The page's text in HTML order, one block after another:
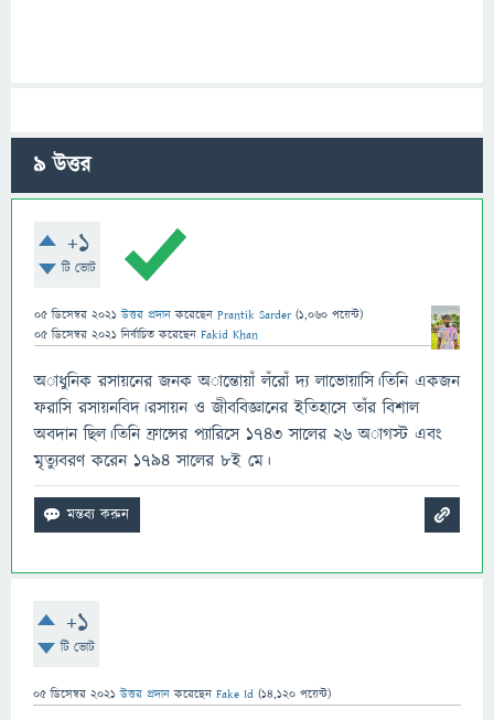
9উত্তর
+1
টি ভোট
05 ডিসেম্বর 2021 উত্তর প্রদান করেছেন Prantik Sarder (1,060 পয়েন্ট)
05 ডিসেম্বর 2021 নির্বাচিত করেছেন Fakid Khan
অাধুনিক রসায়নের জনক অান্তোয়াঁ লঁরোঁ দ্য লাভোয়াসি।তিনি একজন
ফরাসি রসায়নবিদ।রসায়ন ও জীববিজ্ঞানের ইতিহাসে তাঁর বিশাল
অবদান ছিল।তিনি ফ্রান্সের প্যারিসে ১৭৪৩ সালের ২৬ অাগস্ট এবং
মৃত্যুবরণ করেন ১৭৯৪ সালের ৮ই মে।
+1
টি ভোট
05 ডিসেম্বর 2021 উত্তর প্রদান করেছেন Fake Id (14,120 পয়েন্ট)